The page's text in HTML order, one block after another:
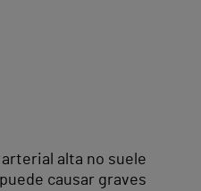
alta no suele
causar graves